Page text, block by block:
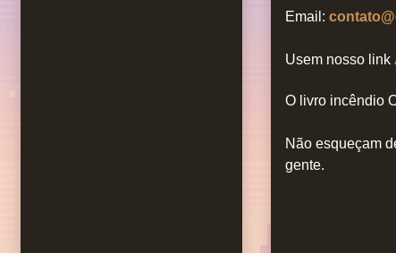
Email:
Usem nosso link
O livro incêndio
Não esqueçam
gente.